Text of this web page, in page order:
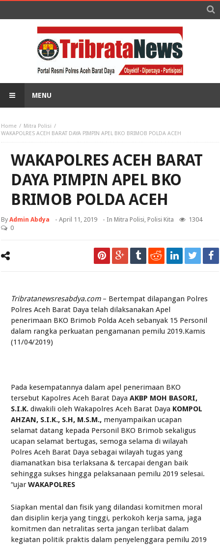
MENU
Home
Mitra Polisi
WAKAPOLRES ACEH BARAT DAYA PIMPIN APEL BKO BRIMOB POLDA ACEH
WAKAPOLRES ACEH BARAT
DAYA PIMPIN APEL BKO
BRIMOB POLDA ACEH
ByAdmin Abdya -April 11, 2019 - InMitra Polisi,Polisi Kita
1304
0
Tribratanewsresabdya.com– Bertempat dilapangan Polres
Polres Aceh Barat Daya telah dilaksanakan Apel
penerimaan BKO Brimob Polda Aceh sebanyak 15 Personil
dalam rangka perkuatan pengamanan pemilu 2019.Kamis
(11/04/2019)
Pada kesempatannya dalam apel penerimaan BKO
tersebut Kapolres Aceh Barat DayaAKBP MOH BASORI,
S.I.K. diwakili oleh Wakapolres Aceh Barat Daya KOMPOL
AHZAN, S.I.K., S.H, M.S.M., menyampaikan ucapan
selamat datang kepada Personil BKO Brimob sekaligus
ucapan selamat bertugas, semoga selama di wilayah
Polres Aceh Barat Daya sebagai wilayah tugas yang
diamanatkan bisa terlaksana & tercapai dengan baik
sehingga sukses hingga pelaksanaan pemilu 2019 selesai.
“ujarWAKAPOLRES
Siapkan mental dan fisik yang dilandasi komitmen moral
dan disiplin kerja yang tinggi, perkokoh kerja sama, jaga
komitmen dan netralitas serta jangan terlibat dalam
kegiatan politik praktis dalam penyelenggara pemilu 2019